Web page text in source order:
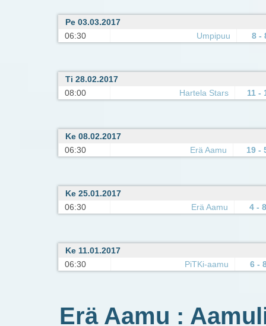
Pe 03.03.2017
06:30
Umpipuu 8 -
Ti 28.02.2017
08:00
Hartela Stars 11 -
Ke 08.02.2017
06:30
Erä Aamu 19 -
Ke 25.01.2017
06:30
Erä Aamu 4 - 8
Ke 11.01.2017
06:30
PiTKi-aamu 6 -
Erä Aamu :